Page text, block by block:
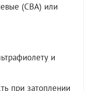
(СВА) или
и
при затоплении